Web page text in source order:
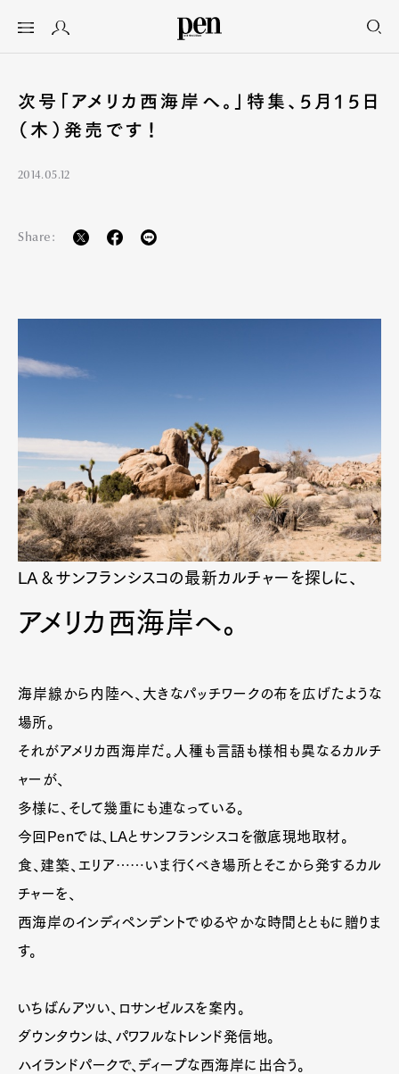
次号「アメリカ西海岸へ。」特集、5月15日
（木）発売です！
2014.05.12
Share:
LA＆サンフランシスコの最新カルチャーを探しに、
アメリカ西海岸へ。
海岸線から内陸へ、大きなパッチワークの布を広げたような
場所。
それがアメリカ西海岸だ。人種も言語も様相も異なるカルチ
ャーが、
多様に、そして幾重にも連なっている。
今回Penでは、LAとサンフランシスコを徹底現地取材。
食、建築、エリア……いま行くべき場所とそこから発するカル
チャーを、
西海岸のインディペンデントでゆるやかな時間とともに贈りま
す。
いちばんアツい、ロサンゼルスを案内。
ダウンタウンは、パワフルなトレンド発信地。
ハイランドパークで、ディープな西海岸に出合う。